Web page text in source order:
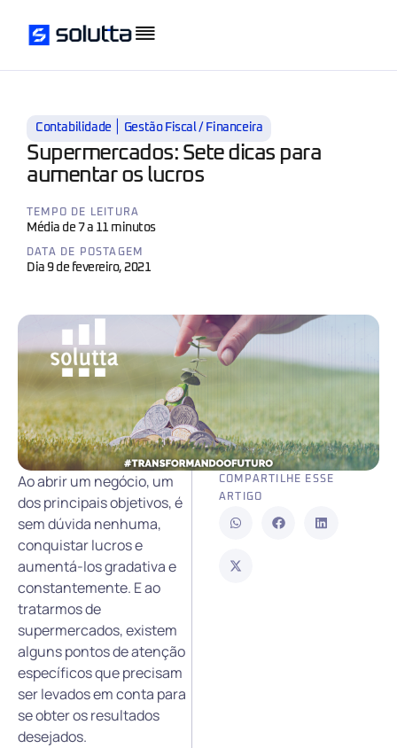
Contabilidade Gestão Fiscal / Financeira
Supermercados: Sete dicas para
aumentar os lucros
TEMPO DE LEITURA
Média de 7 a 11 minutos
DATA DE POSTAGEM
Dia 9 de fevereiro, 2021
Ao abrir um negócio, um
dos principais objetivos, é
sem dúvida nenhuma,
conquistar lucros e
aumentá-los gradativa e
constantemente. E ao
tratarmos de
supermercados, existem
alguns pontos de atenção
específicos que precisam
ser levados em conta para
se obter os resultados
desejados.
COMPARTILHE ESSE
ARTIGO